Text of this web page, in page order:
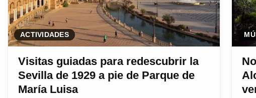
ACTIVIDADES
Visitas guiadas para redescubrir la
Sevilla de 1929 a pie de Parque de
María Luisa